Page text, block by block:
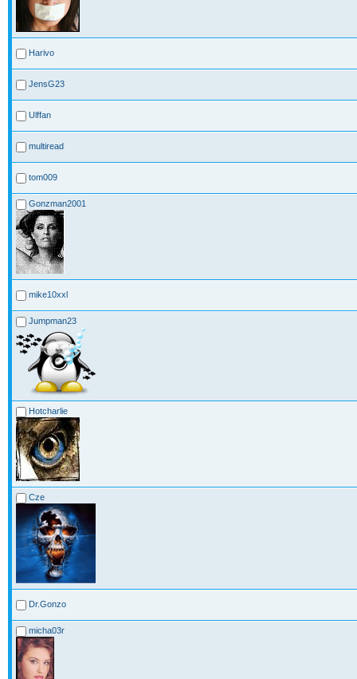
Harivo
JensG23
Ulffan
multiread
tom009
Gonzman2001
mike10xxl
Jumpman23
Hotcharlie
Cze
Dr.Gonzo
micha03r